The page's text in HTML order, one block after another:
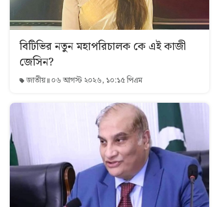
বিটিভির নতুন মহাপরিচালক কে এই কাজী
জেসিন?
জাতীয় ০৬ আগস্ট ২০২৬, ১০:১৫ পিএম